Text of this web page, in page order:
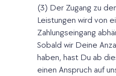
(3) Der Zugang zu
Leistungen wird von
Zahlungseingang
Sobald wir Deine
haben, hast Du ab
einen Anspruch auf